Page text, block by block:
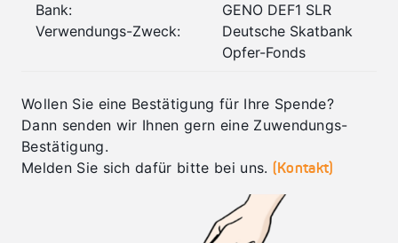
Bank:
Verwendungs-Zweck:
GENO DEF1 SLR
Deutsche Skatbank
Opfer-Fonds
Wollen Sie eine Bestätigung für Ihre Spende?
Dann senden wir Ihnen gern eine Zuwendungs-
Bestätigung.
Melden Sie sich dafür bitte bei uns. (Kontakt)